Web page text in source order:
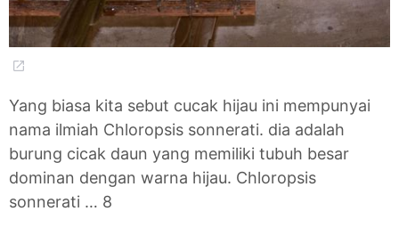
Yang biasa kita sebut cucak hijau ini mempunyai
nama ilmiah Chloropsis sonnerati. dia adalah
burung cicak daun yang memiliki tubuh besar
dominan dengan warna hijau. Chloropsis
sonnerati … 8